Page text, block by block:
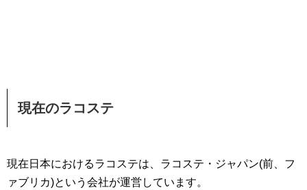
現在のラコステ
現在日本におけるラコステは、ラコステ・ジャパン(前、フ
ァブリカ)という会社が運営しています。